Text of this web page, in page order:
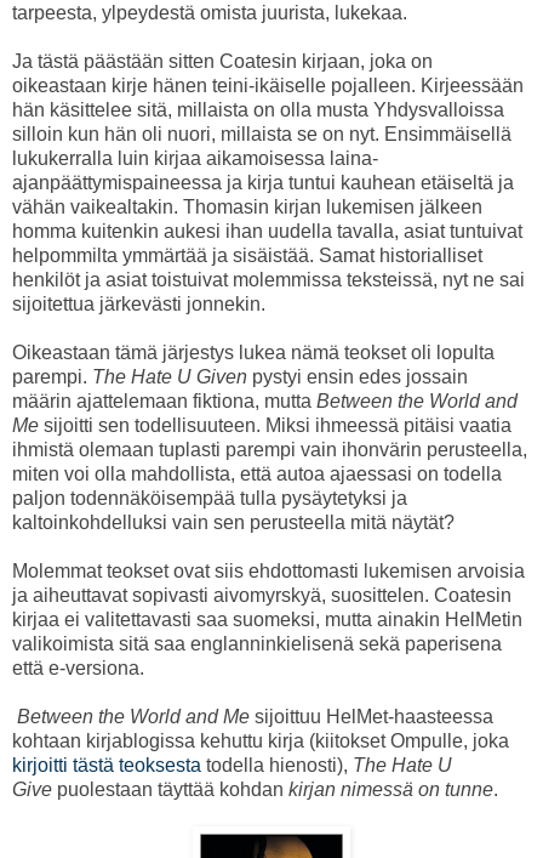
tarpeesta, ylpeydestä omista juurista, lukekaa.
Ja tästä päästään sitten Coatesin kirjaan, joka on
oikeastaan kirje hänen teini-ikäiselle pojalleen. Kirjeessään
hän käsittelee sitä, millaista on olla musta Yhdysvalloissa
silloin kun hän oli nuori, millaista se on nyt. Ensimmäisellä
lukukerralla luin kirjaa aikamoisessa laina-
ajanpäättymispaineessa ja kirja tuntui kauhean etäiseltä ja
vähän vaikealtakin. Thomasin kirjan lukemisen jälkeen
homma kuitenkin aukesi ihan uudella tavalla, asiat tuntuivat
helpommilta ymmärtää ja sisäistää. Samat historialliset
henkilöt ja asiat toistuivat molemmissa teksteissä, nyt ne sai
sijoitettua järkevästi jonnekin.
Oikeastaan tämä järjestys lukea nämä teokset oli lopulta
parempi. The Hate U Given pystyi ensin edes jossain
määrin ajattelemaan fiktiona, mutta Between the World and
Me sijoitti sen todellisuuteen. Miksi ihmeessä pitäisi vaatia
ihmistä olemaan tuplasti parempi vain ihonvärin perusteella,
miten voi olla mahdollista, että autoa ajaessasi on todella
paljon todennäköisempää tulla pysäytetyksi ja
kaltoinkohdelluksi vain sen perusteella mitä näytät?
Molemmat teokset ovat siis ehdottomasti lukemisen arvoisia
ja aiheuttavat sopivasti aivomyrskyä, suosittelen. Coatesin
kirjaa ei valitettavasti saa suomeksi, mutta ainakin HelMetin
valikoimista sitä saa englanninkielisenä sekä paperisena
että e-versiona.
Between the World and Me sijoittuu HelMet-haasteessa
kohtaan kirjablogissa kehuttu kirja (kiitokset Ompulle, joka
kirjoitti tästä teoksesta todella hienosti), The Hate U
Give puolestaan täyttää kohdan kirjan nimessä on tunne.